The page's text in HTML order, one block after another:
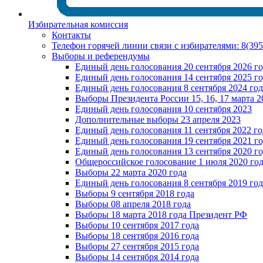
Избирательная комиссия
Контакты
Телефон горячей линии связи с избирателями:
Выборы и референдумы
Единый день голосования 20 сентября 2026
Единый день голосования 14 сентября 2025
Единый день голосования 8 сентября 2024
Выборы Президента России 15, 16, 17 марта
Единый день голосования 10 сентября 2023
Дополнительные выборы 23 апреля 2023
Единый день голосования 11 сентября 2022
Единый день голосования 19 сентября 2021
Единый день голосования 13 сентября 2020
Общероссийское голосование 1 июля 2020
Выборы 22 марта 2020 года
Единый день голосования 8 сентября 2019
Выборы 9 сентября 2018 года
Выборы 08 апреля 2018 года
Выборы 18 марта 2018 года Президент РФ
Выборы 10 сентября 2017 года
Выборы 18 сентября 2016 года
Выборы 27 сентября 2015 года
Выборы 14 сентября 2014 года